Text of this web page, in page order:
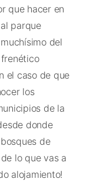
que hacer en
parque
del
el caso de que
los
de la
donde
de
lo que vas a
alojamiento!